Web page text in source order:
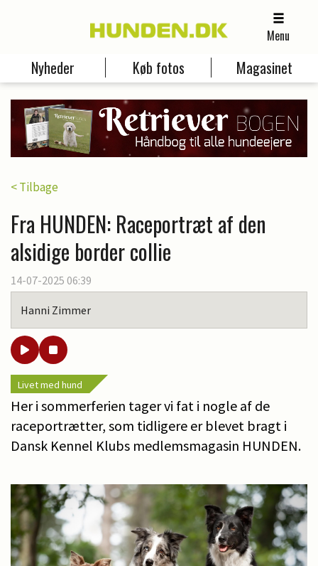
Menu
Nyheder Køb fotos Magasinet
< Tilbage
Fra HUNDEN: Raceportræt af den
alsidige border collie
14-07-2025 06:39
Hanni Zimmer
Livet med hund
Her i sommerferien tager vi fat i nogle af de
raceportrætter, som tidligere er blevet bragt i
Dansk Kennel Klubs medlemsmagasin HUNDEN.